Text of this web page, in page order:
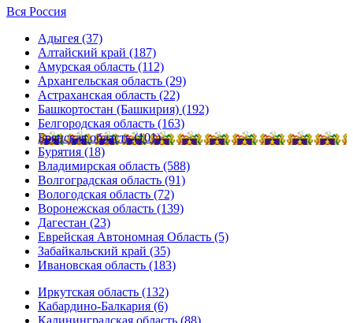
Вся Россия
Адыгея (37)
Алтайский край (187)
Амурская область (112)
Архангельская область (29)
Астраханская область (22)
Башкортостан (Башкирия) (192)
Белгородская область (163)
Брянская область (101)
Бурятия (18)
Владимирская область (588)
Волгоградская область (91)
Вологодская область (72)
Воронежская область (139)
Дагестан (23)
Еврейская Автономная Область (5)
Забайкальский край (35)
Ивановская область (183)
Иркутская область (132)
Кабардино-Балкария (6)
Калининградская область (88)